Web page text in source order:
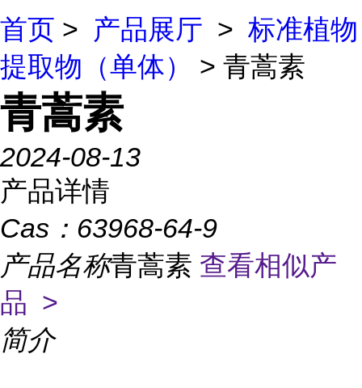
首页 > 产品展厅 > 标准植物
提取物（单体）
> 青蒿素
青蒿素
2024-08-13
产品详情
Cas： 63968-64-9
产品名称青蒿素 查看相似产
品 >
简介